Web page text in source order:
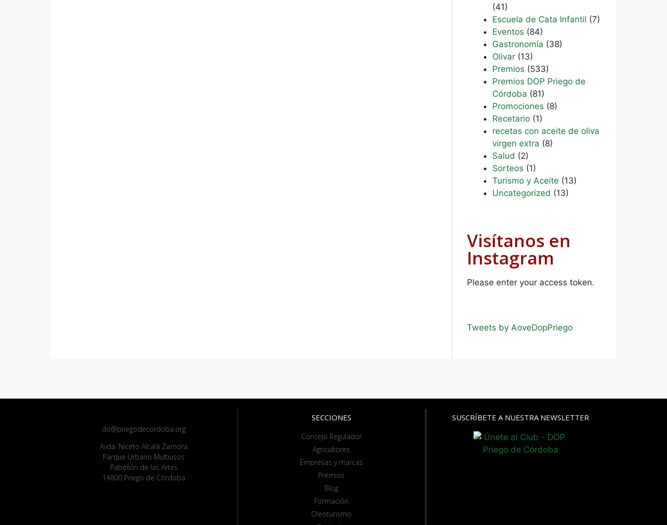
(41)
Escuela de Cata Infantil (7)
Eventos (84)
Gastronomía (38)
Olivar(13)
Premios (533)
Premios DOP Priego de
Córdoba (81)
Promociones (8)
Recetario(1)
recetas con aceite de oliva
virgen extra (8)
Salud (2)
Sorteos (1)
Turismo y Aceite (13)
Uncategorized (13)
Visítanos en
Instagram
Please enter your access token.
Tweets by AoveDopPriego
do@priegodecordoba.org
Avda. Niceto Alcalá Zamora
Parque Urbano Multiusos
Pabellón de las Artes
14800 Priego de Córdoba
SECCIONES
Consejo Regulador
Agricultores
Empresas y marcas
Premios
Blog
Formación
Oleoturismo
SUSCRÍBETE A NUESTRA NEWSLETTER